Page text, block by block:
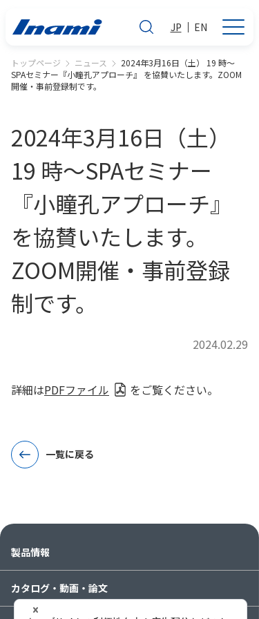
JP EN
トップページ ニュース
2024年3月16日（土） 19 時～
SPAセミナー『小瞳孔アプローチ』 を協賛いたします。ZOOM
開催・事前登録制です。
2024年3月16日（土）
19 時～SPAセミナー
『小瞳孔アプローチ』
を協賛いたします。
ZOOM開催・事前登録
制です。
2024.02.29
詳細はPDFファイル をご覧ください。
一覧に戻る
製品情報
カタログ・動画・論文